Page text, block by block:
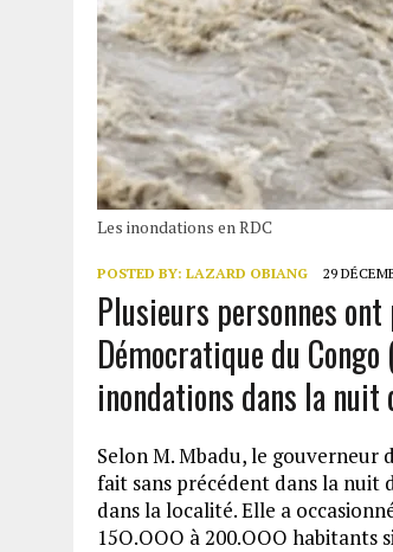
Les inondations en RDC
POSTED BY: LAZARD OBIANG 29
Plusieurs personnes
Démocratique du Congo
inondations dans la
Selon M. Mbadu, le gouverneur
fait sans précédent dans la nuit
dans la localité. Elle a
15O.OOO à 200.OOO habitants